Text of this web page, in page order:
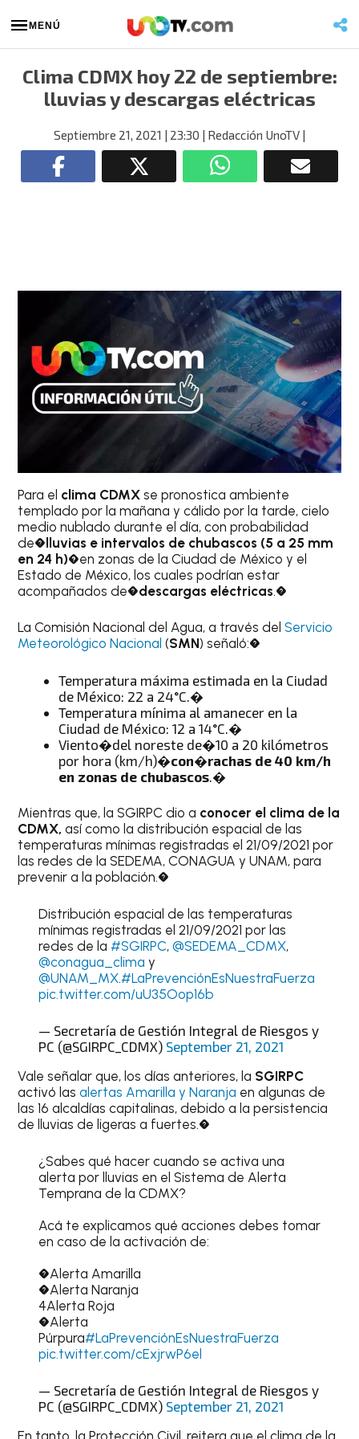
MENÚ
Clima CDMX hoy 22 de septiembre:
lluvias y descargas eléctricas
Septiembre 21, 2021 | 23:30 | Redacción UnoTV |
Para el clima CDMXse pronostica ambiente
templado por la mañana y cálido por la tarde, cielo
medio nublado durante el día, con probabilidad
de�lluvias e intervalos de chubascos (5 a 25 mm
en 24 h)�en zonas de la Ciudad de México y el
Estado de México, los cuales podrían estar
acompañados de�descargas eléctricas.�
La Comisión Nacional del Agua, a través delServicio
Meteorológico Nacional (SMN) señaló:�
Temperatura máxima estimada en la Ciudad
de México: 22 a 24°C.�
Temperatura mínima al amanecer en la
Ciudad de México: 12 a 14°C.�
Viento�del noreste de�10 a 20 kilómetros
por hora (km/h)�con�rachas de 40 km/h
en zonas de chubascos .�
Mientras que, la SGIRPC dio a conocer el clima de la
CDMX, así como la distribución espacial de las
temperaturas mínimas registradas el 21/09/2021 por
las redes de la SEDEMA, CONAGUA y UNAM, para
prevenir a la población.�
Distribución espacial de las temperaturas
mínimas registradas el 21/09/2021 por las
redes de la #SGIRPC, @SEDEMA_CDMX,
@conagua_clima y
@UNAM_MX.#LaPrevenciónEsNuestraFuerza
pic.twitter.com/uU35Oop16b
— Secretaría de Gestión Integral de Riesgos y
PC (@SGIRPC_CDMX) September 21, 2021
Vale señalar que, los días anteriores, la SGIRPC
activó las alertas Amarilla y Naranja en algunas de
las 16 alcaldías capitalinas, debido a la persistencia
de lluvias de ligeras a fuertes.�
¿Sabes qué hacer cuando se activa una
alerta por lluvias en el Sistema de Alerta
Temprana de la CDMX?
Acá te explicamos qué acciones debes tomar
en caso de la activación de:
�Alerta Amarilla
�Alerta Naranja
4Alerta Roja
�Alerta
Púrpura#LaPrevenciónEsNuestraFuerza
pic.twitter.com/cExjrwP6el
— Secretaría de Gestión Integral de Riesgos y
PC (@SGIRPC_CDMX) September 21, 2021